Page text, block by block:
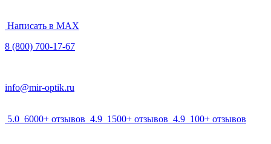
Написать в MAX
8 (800) 700-17-67
info@mir-optik.ru
5.0 6000+ отзывов 4.9 1500+ отзывов 4.9 100+ отзывов